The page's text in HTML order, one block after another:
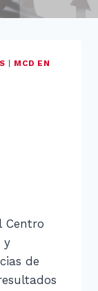
MCD EN
Centro
y
de